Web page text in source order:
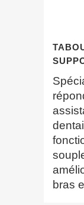
bras